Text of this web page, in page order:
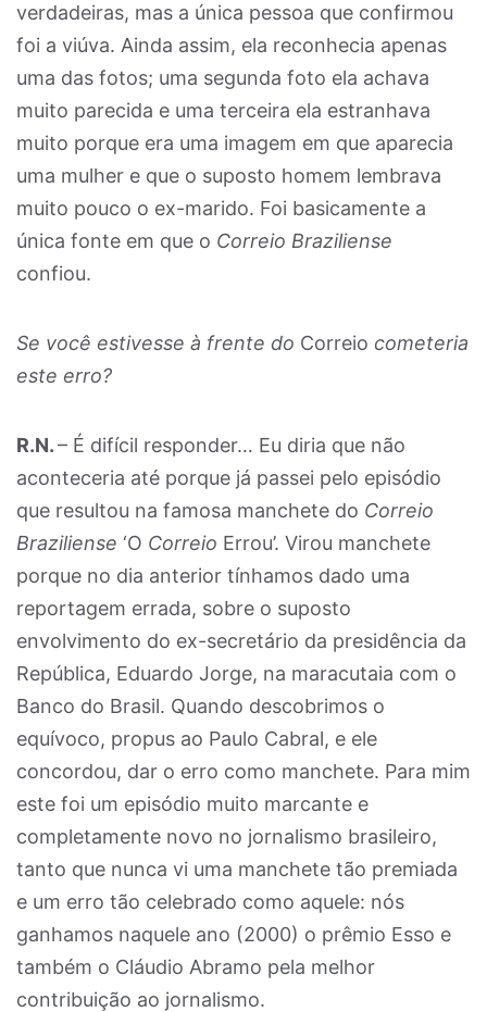
verdadeiras, mas a única pessoa que confirmou
foi a viúva. Ainda assim, ela reconhecia apenas
uma das fotos; uma segunda foto ela achava
muito parecida e uma terceira ela estranhava
muito porque era uma imagem em que aparecia
uma mulher e que o suposto homem lembrava
muito pouco o ex-marido. Foi basicamente a
única fonte em que o Correio Braziliense
confiou.
Se você estivesse à frente do Correio cometeria
este erro?
R.N.– É difícil responder… Eu diria que não
aconteceria até porque já passei pelo episódio
que resultou na famosa manchete do Correio
Braziliense ‘O Correio Errou’. Virou manchete
porque no dia anterior tínhamos dado uma
reportagem errada, sobre o suposto
envolvimento do ex-secretário da presidência da
República, Eduardo Jorge, na maracutaia com o
Banco do Brasil. Quando descobrimos o
equívoco, propus ao Paulo Cabral, e ele
concordou, dar o erro como manchete. Para mim
este foi um episódio muito marcante e
completamente novo no jornalismo brasileiro,
tanto que nunca vi uma manchete tão premiada
e um erro tão celebrado como aquele: nós
ganhamos naquele ano (2000) o prêmio Esso e
também o Cláudio Abramo pela melhor
contribuição ao jornalismo.